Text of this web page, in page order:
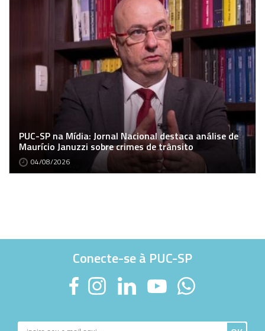
PUC-SP na Mídia: Jornal Nacional destaca análise de
Maurício Januzzi sobre crimes de trânsito
04/08/2026
Conecte-se à PUC-SP